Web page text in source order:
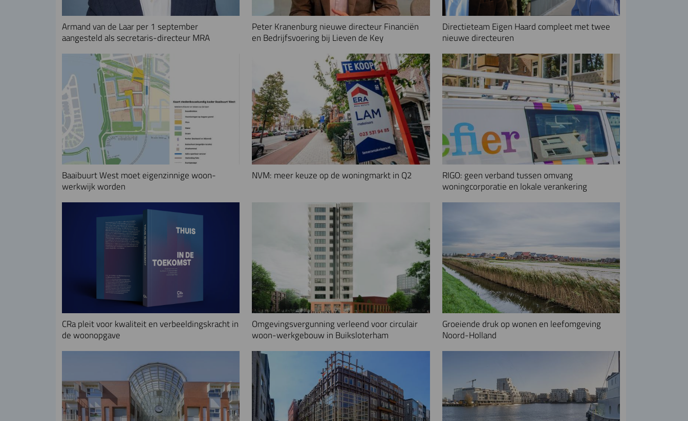
Armand van de Laar per 1 september
aangesteld als secretaris-directeur MRA
Peter Kranenburg nieuwe directeur Financiën
en Bedrijfsvoering bij Lieven de Key
Directieteam Eigen Haard compleet met twee
nieuwe directeuren
Baaibuurt West moet eigenzinnige woon-
werkwijk worden
NVM: meer keuze op de woningmarkt in Q2
RIGO: geen verband tussen omvang
woningcorporatie en lokale verankering
CRa pleit voor kwaliteit en verbeeldingskracht in
de woonopgave
Omgevingsvergunning verleend voor circulair
woon-werkgebouw in Buiksloterham
Groeiende druk op wonen en leefomgeving
Noord-Holland